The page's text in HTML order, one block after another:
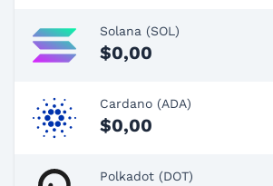
Solana (SOL)
$0,00
Cardano (ADA)
$0,00
Polkadot (DOT)